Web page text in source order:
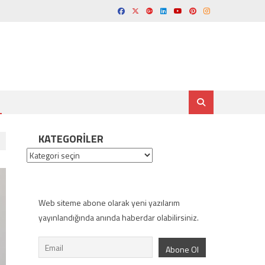
KATEGORILER
Kategoriler
Web siteme abone olarak yeni yazılarım
yayınlandığında anında haberdar olabilirsiniz.